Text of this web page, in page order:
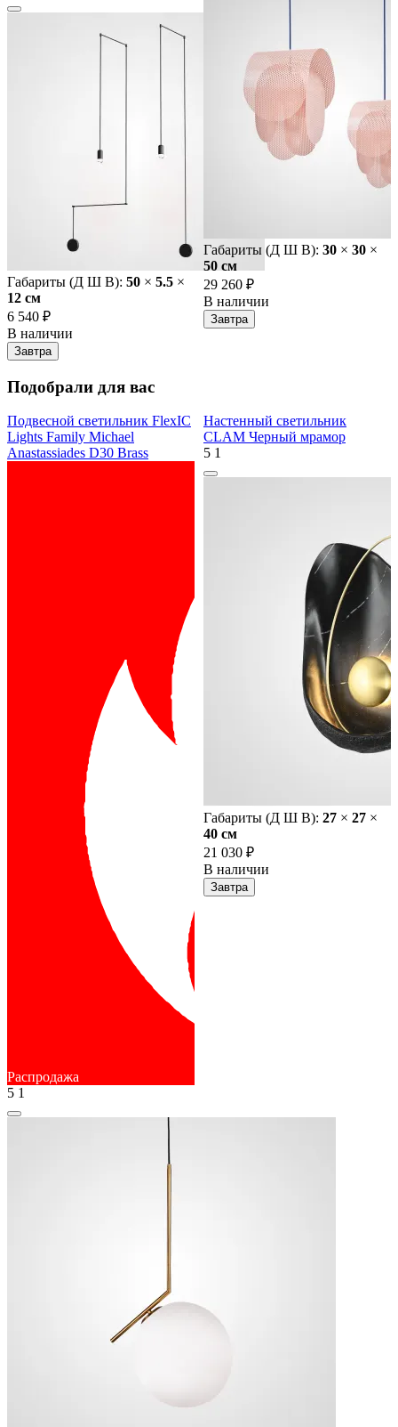
Габариты (Д Ш В): 50 × 5.5 ×
12 cм
6 540 ₽
В наличии
Завтра
Габариты (Д Ш В): 30 × 30 ×
50 cм
29 260 ₽
В наличии
Завтра
Подобрали для вас
Подвесной светильник FlexIC
Lights Family Michael
Anastassiades D30 Brass
Распродажа
5 1
Настенный светильник
CLAM Черный мрамор
5 1
Габариты (Д Ш В): 27 × 27 ×
40 cм
21 030 ₽
В наличии
Завтра